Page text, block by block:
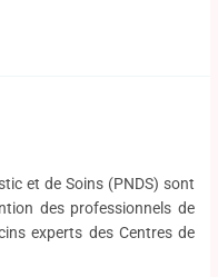
et de Soins (PNDS) sont
des professionnels de
experts des Centres de